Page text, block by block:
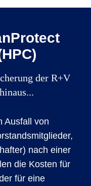
der R+V
Ausfall von
nach einer
die Kosten für
für eine